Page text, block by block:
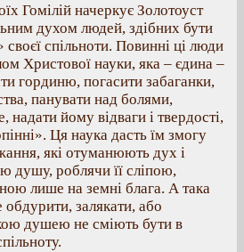
Гомілій начеркує Золотоуст
духом людей, здібних бути
спільноти. Повинні ці люди
Христової науки, яка – єдина –
гординю, погасити забаганки,
панувати над болями,
надати йому відваги і твердості,
Ця наука дасть їм змогу
які отуманюють дух і
душу, роблячи її сліпою,
лише на земні блага. А така
залякати, або
душею не сміють бути в